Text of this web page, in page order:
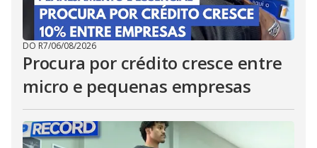
DO R7/06/08/2026
Procura por crédito cresce entre
micro e pequenas empresas